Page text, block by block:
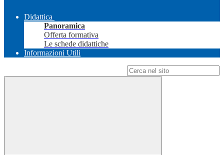
Didattica
Panoramica
Offerta formativa
Le schede didattiche
Informazioni Utili